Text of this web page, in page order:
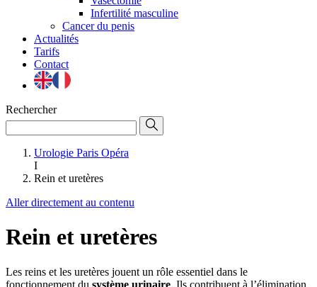
Infertilité masculine
Cancer du penis
Actualités
Tarifs
Contact
Rechercher
Urologie Paris Opéra
I
Rein et uretères
Aller directement au contenu
Rein et uretères
Les reins et les uretères jouent un rôle essentiel dans le
fonctionnement du système urinaire. Ils contribuent à l’élimination